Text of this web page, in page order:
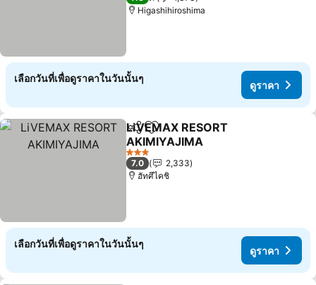
Higashihiroshima
เลือกวันที่เพื่อดูราคาในวันนั้นๆ
ดูราคา
แชร์ เพิ่มในรายการโปรด
LiVEMAX RESORT
AKIMIYAJIMA
ดูราคา
3 ดาว
7.0
2,333
ฮัทศึไคชิ
เลือกวันที่เพื่อดูราคาในวันนั้นๆ
ดูราคา